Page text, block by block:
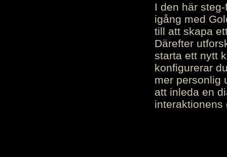
I den här
igång med
till att skapa
Därefter
starta ett nytt
konfigurerar
mer personlig
att inleda en
interaktionens